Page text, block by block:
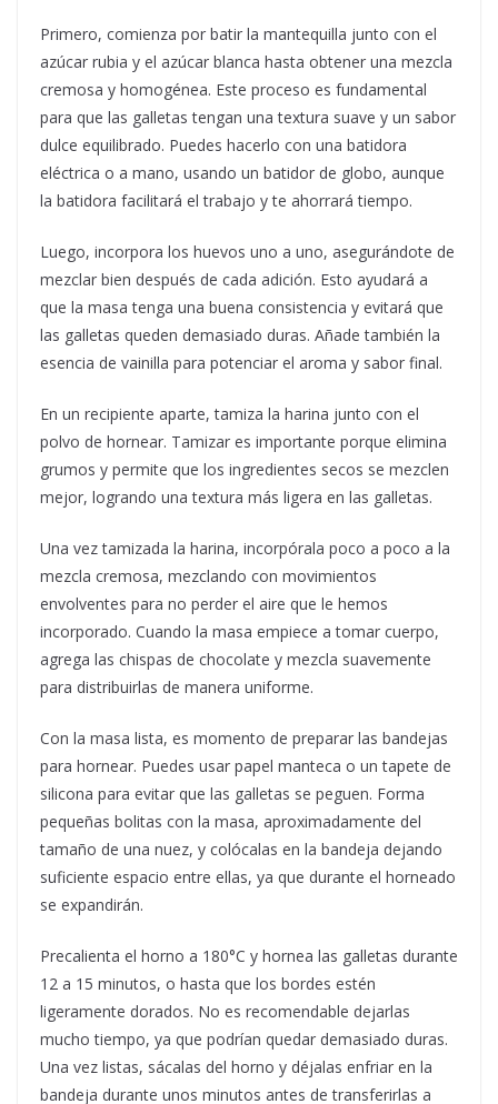
Primero, comienza por batir la mantequilla junto con el
azúcar rubia y el azúcar blanca hasta obtener una mezcla
cremosa y homogénea. Este proceso es fundamental
para que las galletas tengan una textura suave y un sabor
dulce equilibrado. Puedes hacerlo con una batidora
eléctrica o a mano, usando un batidor de globo, aunque
la batidora facilitará el trabajo y te ahorrará tiempo.
Luego, incorpora los huevos uno a uno, asegurándote de
mezclar bien después de cada adición. Esto ayudará a
que la masa tenga una buena consistencia y evitará que
las galletas queden demasiado duras. Añade también la
esencia de vainilla para potenciar el aroma y sabor final.
En un recipiente aparte, tamiza la harina junto con el
polvo de hornear. Tamizar es importante porque elimina
grumos y permite que los ingredientes secos se mezclen
mejor, logrando una textura más ligera en las galletas.
Una vez tamizada la harina, incorpórala poco a poco a la
mezcla cremosa, mezclando con movimientos
envolventes para no perder el aire que le hemos
incorporado. Cuando la masa empiece a tomar cuerpo,
agrega las chispas de chocolate y mezcla suavemente
para distribuirlas de manera uniforme.
Con la masa lista, es momento de preparar las bandejas
para hornear. Puedes usar papel manteca o un tapete de
silicona para evitar que las galletas se peguen. Forma
pequeñas bolitas con la masa, aproximadamente del
tamaño de una nuez, y colócalas en la bandeja dejando
suficiente espacio entre ellas, ya que durante el horneado
se expandirán.
Precalienta el horno a 180°C y hornea las galletas durante
12 a 15 minutos, o hasta que los bordes estén
ligeramente dorados. No es recomendable dejarlas
mucho tiempo, ya que podrían quedar demasiado duras.
Una vez listas, sácalas del horno y déjalas enfriar en la
bandeja durante unos minutos antes de transferirlas a